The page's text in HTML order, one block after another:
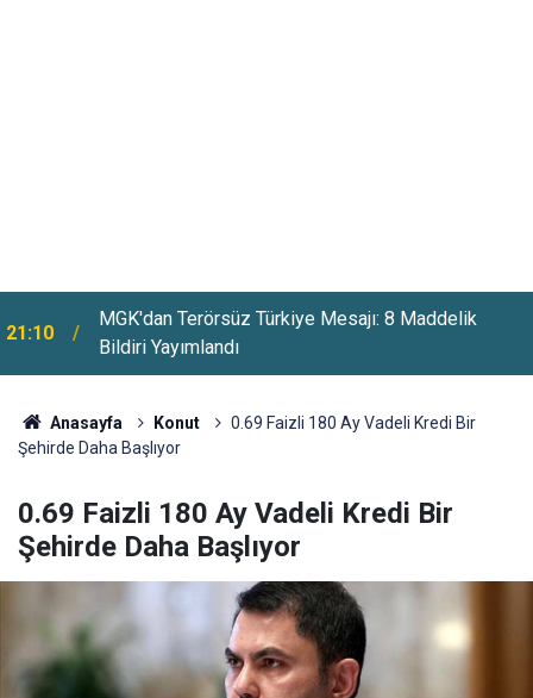
21:10
MGK'dan Terörsüz Türkiye Mesajı: 8 Maddelik
Bildiri Yayımlandı
Anasayfa Konut
0.69 Faizli 180 Ay Vadeli Kredi Bir
Şehirde Daha Başlıyor
0.69 Faizli 180 Ay Vadeli Kredi Bir
Şehirde Daha Başlıyor